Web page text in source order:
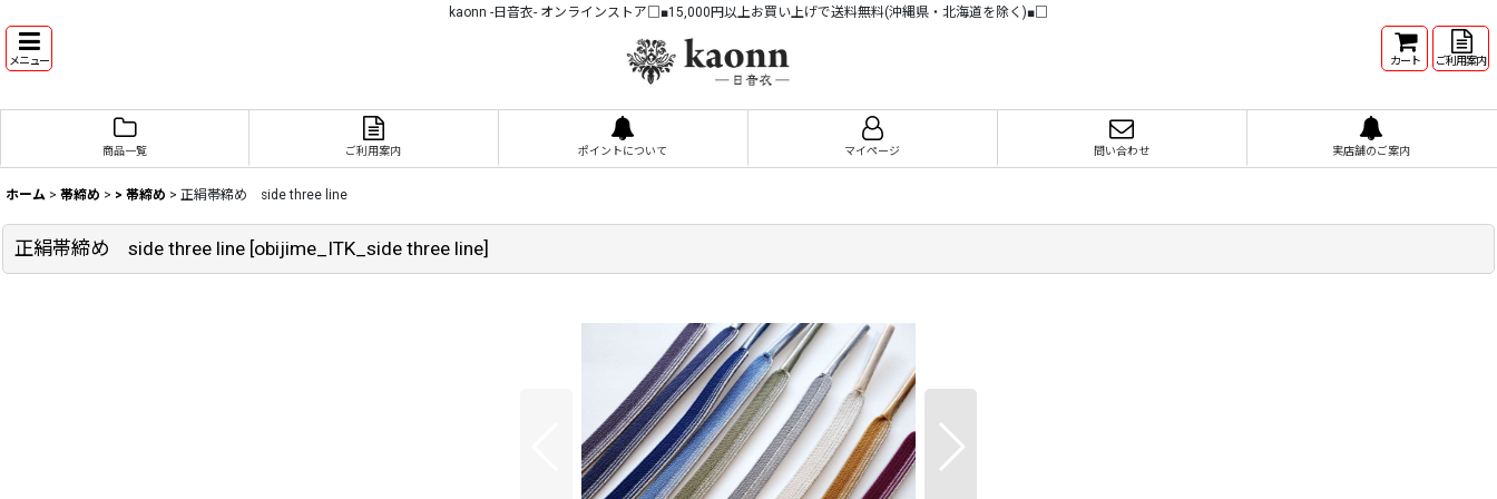
kaonn -日音衣- オンラインストア□■15,000円以上お買い上げで送料無料(沖縄県・北海道を除く)■□
メニュー カート ご利用案内
商品一覧 ご利用案内 ポイントについて マイページ 問い合わせ 実店舗のご案内
ホーム > 帯締め > > 帯締め > 正絹帯締め side three line
正絹帯締め side three line [obijime_ITK_side three line]